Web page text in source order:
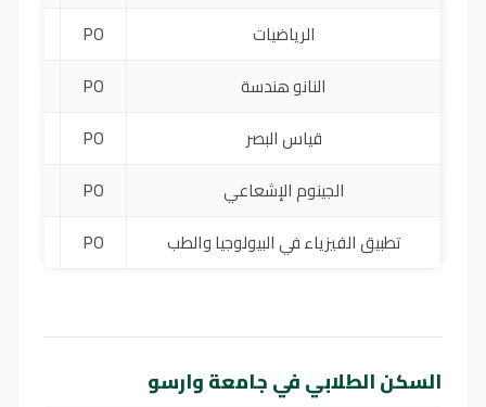
الرياضيات
PO
النانو هندسة
PO
قياس البصر
PO
الجينوم الإشعاعي
PO
تطبيق الفيزياء في البيولوجيا والطب
PO
السكن الطلابي في جامعة وارسو